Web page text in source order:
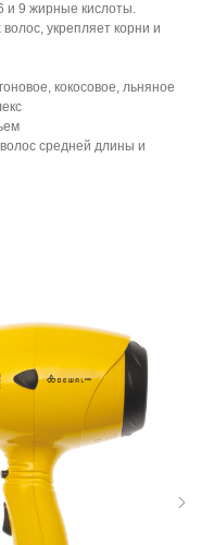
и 9 жирные кислоты.
укрепляет корни и
кокосовое, льняное
средней длины и